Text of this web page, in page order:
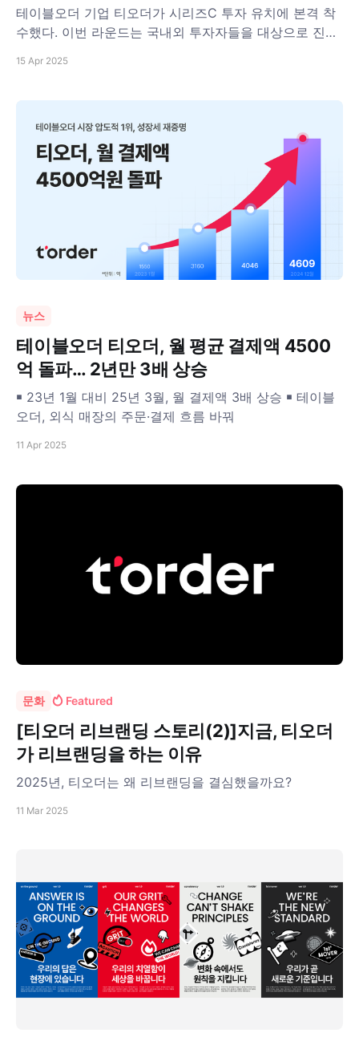
테이블오더 기업 티오더가 시리즈C 투자 유치에 본격 착
수했다. 이번 라운드는 국내외 투자자들을 대상으로 진행
다. 티오더는 국내 최대 회계법인인 삼일PwC 회계법인을
역량을 강화하고, 외식업 디지털 전환
15 Apr 2025
뉴스
테이블오더 티오더, 월 평균 결제액 4500
억 돌파… 2년만 3배 상승
￭ 23년 1월 대비 25년 3월, 월 결제액 3배 상승 ￭ 테이블
오더, 외식 매장의 주문·결제 흐름 바꿔
11 Apr 2025
문화 Featured
[티오더 리브랜딩 스토리(2)]지금, 티오더
가 리브랜딩을 하는 이유
2025년, 티오더는 왜 리브랜딩을 결심했을까요?
11 Mar 2025